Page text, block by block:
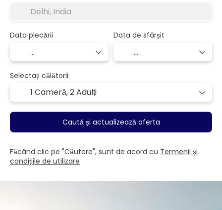
Data plecării Data de sfârșit
Selectați călătorii:
1 Cameră,2 Adulți
Caută și actualizează oferta
Făcând clic pe "Căutare", sunt de acord cu Termenii și
condițiile de utilizare